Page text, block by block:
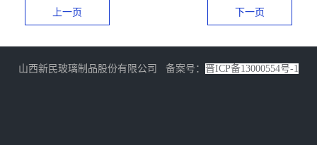
上一页 下一页
山西新民玻璃制品股份有限公司 备案号： 晋ICP备13000554号-1